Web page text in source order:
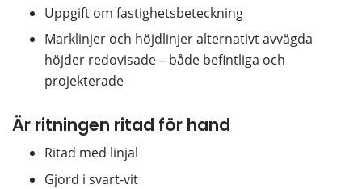
Uppgift om fastighetsbeteckning
Marklinjer och höjdlinjer alternativt avvägda
höjder redovisade – både befintliga och
projekterade
Är ritningen ritad för hand
Ritad med linjal
Gjord i svart-vit